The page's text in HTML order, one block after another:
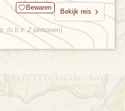
Bewaren
Bekijk reis
(o.b.v. 2 personen)